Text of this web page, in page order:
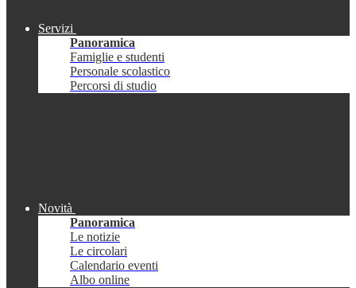
Servizi
Panoramica
Famiglie e studenti
Personale scolastico
Percorsi di studio
Novità
Panoramica
Le notizie
Le circolari
Calendario eventi
Albo online